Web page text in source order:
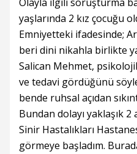
yaşlarında 2 kız çocuğu
Emniyetteki ifadesinde;
beri dini nikahla birlikte
Salican Mehmet,
ve tedavi gördüğünü
bende ruhsal açıdan
Bundan dolayı yaklaşık
Sinir Hastalıkları
görmeye başladım.